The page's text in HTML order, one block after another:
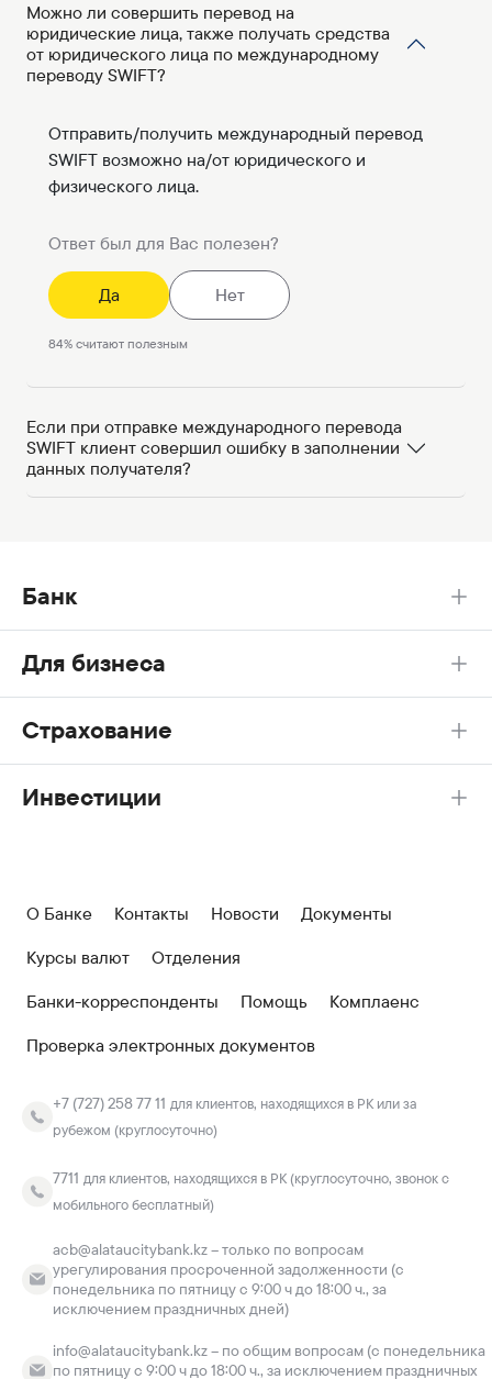
Можно ли совершить перевод на
юридические лица, также получать средства
от юридического лица по международному
переводу SWIFT?
Отправить/получить международный перевод
SWIFT возможно на/от юридического и
физического лица.
Ответ был для Вас полезен?
Да Нет
84%считают полезным
Если при отправке международного перевода
SWIFT клиент совершил ошибку в заполнении
данных получателя?
Банк
Для бизнеса
Страхование
Инвестиции
О Банке Контакты Новости
Документы
Курсы валют
Отделения
Банки-корреспонденты
Помощь
Комплаенс
Проверка электронных документов
+7 (727) 258 77 11 для клиентов, находящихся в РК или за
рубежом (круглосуточно)
7711 для клиентов, находящихся в РК (круглосуточно, звонок с
мобильного бесплатный)
acb@alataucitybank.kz – только по вопросам
урегулирования просроченной задолженности (с
понедельника по пятницу с 9:00 ч до 18:00 ч., за
исключением праздничных дней)
info@alataucitybank.kz – по общим вопросам (с понедельника
по пятницу с 9:00 ч до 18:00 ч., за исключением праздничных